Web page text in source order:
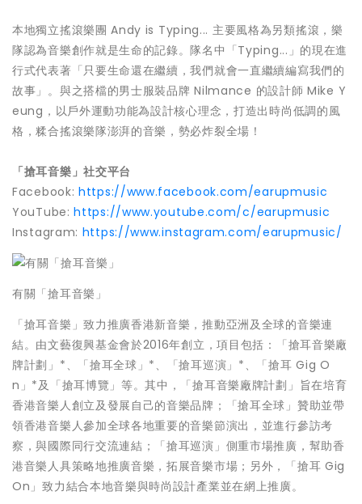
本地獨立搖滾樂團 Andy is Typing... 主要風格為另類搖滾，樂
隊認為音樂創作就是生命的記錄。隊名中「Typing...」的現在進
行式代表著「只要生命還在繼續，我們就會一直繼續編寫我們的
故事」。與之搭檔的男士服裝品牌 Nilmance 的設計師 Mike Y
eung，以戶外運動功能為設計核心理念，打造出時尚低調的風
格，糅合搖滾樂隊澎湃的音樂，勢必炸裂全場！
「搶耳音樂」社交平台
Facebook: https://www.facebook.com/earupmusic
YouTube:https://www.youtube.com/c/earupmusic
Instagram: https://www.instagram.com/earupmusic/
有關「搶耳音樂」
「搶耳音樂」致力推廣香港新音樂，推動亞洲及全球的音樂連
結。由文藝復興基金會於2016年創立，項目包括：「搶耳音樂廠
牌計劃」*、「搶耳全球」*、「搶耳巡演」*、「搶耳 Gig O
n」*及「搶耳博覽」等。其中，「搶耳音樂廠牌計劃」旨在培育
香港音樂人創立及發展自己的音樂品牌；「搶耳全球」贊助並帶
領香港音樂人參加全球各地重要的音樂節演出，並進行參訪考
察，與國際同行交流連結；「搶耳巡演」側重市場推廣，幫助香
港音樂人具策略地推廣音樂，拓展音樂市場；另外，「搶耳 Gig
On」致力結合本地音樂與時尚設計產業並在網上推廣。